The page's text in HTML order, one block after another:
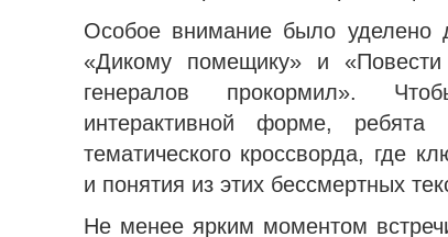
Особое внимание было уделено
«Дикому помещику» и
генералов прокормил».
интерактивной форме,
тематического кроссворда, где
и понятия из этих бессмертных
Не менее ярким моментом